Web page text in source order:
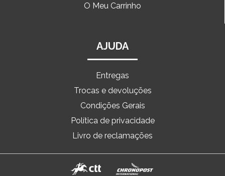
O Meu Carrinho
AJUDA
Entregas
Trocas e devoluções
Condições Gerais
Política de privacidade
Livro de reclamações